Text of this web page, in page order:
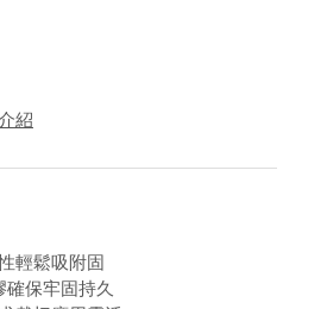
紹
輕鬆吸附固
保牢固持久